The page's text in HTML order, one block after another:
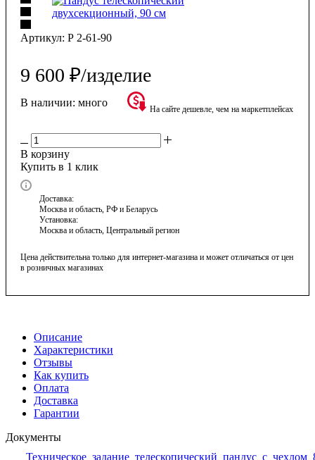
Артикул: Р 2-61-90
9 600 ₽/изделие
В наличии: много
На сайте дешевле, чем на маркетплейсах
В корзину
Купить в 1 клик
Доставка:
Москва и область, РФ и Беларусь
Установка:
Москва и область, Центральный регион
Цена действительна только для интернет-магазина и может отличаться от цен
в розничных магазинах
Описание
Характеристики
Отзывы
Как купить
Оплата
Доставка
Гарантии
Документы